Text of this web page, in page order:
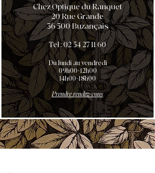
Chez Optique du Ranquet
20 Rue Grande
36 500 Buzançais
Tel :02 54 27 11 60
Du lundi au vendredi
09h00-12h00
14h00-18h00
Prendre rendez-vous